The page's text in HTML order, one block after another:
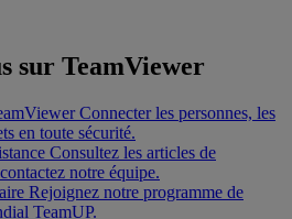
sur TeamViewer
Connecter les personnes, les
en toute sécurité.
Consultez les articles de
notre équipe.
Rejoignez notre programme de
TeamUP.